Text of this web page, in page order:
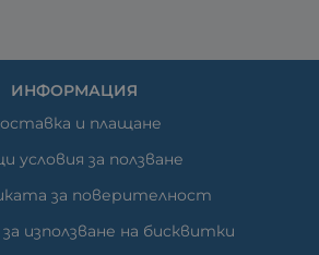
ИНФОРМАЦИЯ
и плащане
условия за ползване
за поверителност
използване на бисквитки